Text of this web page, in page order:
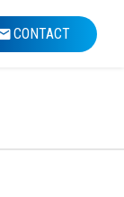
CONTACT